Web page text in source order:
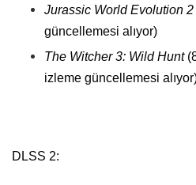
Jurassic World Evolution 2
güncellemesi alıyor)
The Witcher 3: Wild Hunt
izleme güncellemesi
DLSS 2: